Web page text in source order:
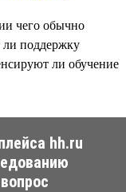
чего обычно
поддержку
ли обучение
hh.ru